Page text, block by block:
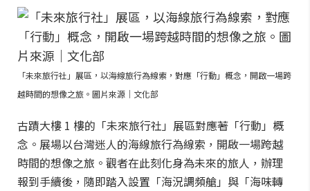
「未來旅行社」展區，以海線旅行為線索，對應「行動」概念，開啟一場跨
越時間的想像之旅。圖片來源｜文化部
古蹟大樓 1 樓的「未來旅行社」展區對應著「行動」概
念。展場以台灣迷人的海線旅行為線索，開啟一場跨越
時間的想像之旅。觀者在此刻化身為未來的旅人，辦理
報到手續後，隨即踏入設置「海況調頻艙」與「海味轉